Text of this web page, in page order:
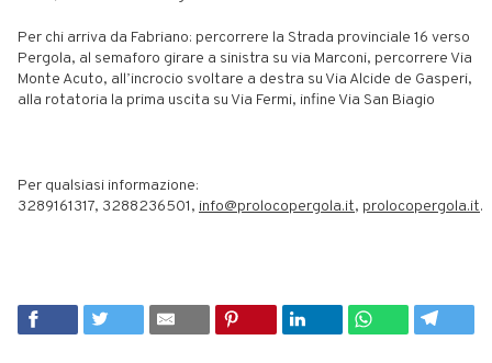
Per chi arriva da Fabriano: percorrere la Strada provinciale 16 verso
Pergola, al semaforo girare a sinistra su via Marconi, percorrere Via
Monte Acuto, all’incrocio svoltare a destra su Via Alcide de Gasperi,
alla rotatoria la prima uscita su Via Fermi, infine Via San Biagio
Per qualsiasi informazione:
3289161317, 3288236501, info@prolocopergola.it, prolocopergola.it.